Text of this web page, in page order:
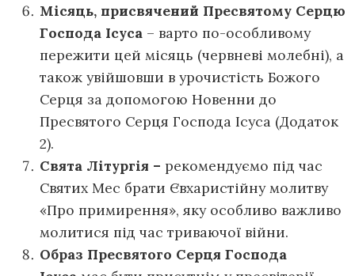
Місяць, присвячений Пресвятому Серцю
Господа Ісуса – варто по-особливому
пережити цей місяць (червневі молебні), а
також увійшовши в урочистість Божого
Серця за допомогою Новенни до
Пресвятого Серця Господа Ісуса (Додаток
2).
Свята Літургія – рекомендуємо під час
Святих Мес брати Євхаристійну молитву
«Про примирення», яку особливо важливо
молитися під час триваючої війни.
Образ Пресвятого Серця Господа